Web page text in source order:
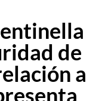
de
a